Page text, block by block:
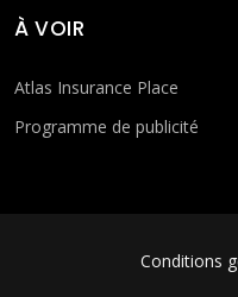
À VOIR
Atlas Insurance Place
Programme de publicité
FOOTER MENUConditions